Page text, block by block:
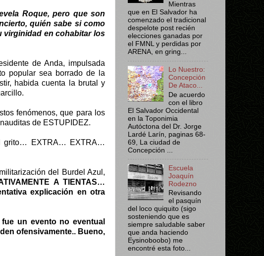
Roque, pero que son
quién sabe si como
virginidad en cohabitar los
de Anda, impulsada
popular sea borrado de la
habida cuenta la brutal y
fenómenos, que para los
de ESTUPIDEZ.
grito… EXTRA… EXTRA…
del Burdel Azul,
A TIENTAS…
explicación en otra
un evento no eventual
ofensivamente.. Bueno,
Mientras
que en El Salvador ha
comenzado el tradicional
despelote post recién
elecciones ganadas por
el FMNL y perdidas por
ARENA, en gring...
Lo Nuestro:
Concepción
De Ataco...
De acuerdo
con el libro
El Salvador Occidental
en la Toponimia
Autóctona del Dr. Jorge
Lardé Larín, paginas 68-
69, La ciudad de
Concepción ...
Escuela
Joaquín
Rodezno
Revisando
el pasquín
del loco quiquito (sigo
sosteniendo que es
siempre saludable saber
que anda haciendo
Eysinoboobo) me
encontré esta foto...